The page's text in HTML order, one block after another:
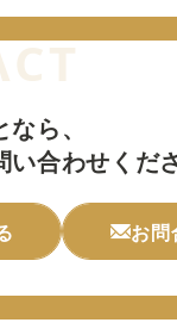
ら、
合わせくだ
お問